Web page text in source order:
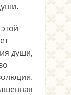
души,